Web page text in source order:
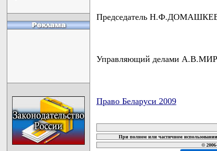
Председатель
Управляющий делами
Право Беларуси 2009
При полном или частичном
©